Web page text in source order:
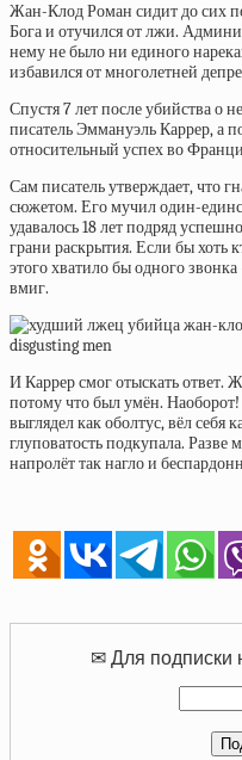
Жан-Клод Роман сидит до сих
Бога и отучился от лжи.
нему не было ни единого
избавился от многолетней
Спустя 7 лет после убийства о
писатель Эммануэль Каррер, а
относительный успех во
Сам писатель утверждает, что
сюжетом. Его мучил один-
удавалось 18 лет подряд
грани раскрытия. Если бы хоть
этого хватило бы одного
вмиг.
И Каррер смог отыскать ответ.
потому что был умён.
выглядел как оболтус, вёл себя
глуповатость подкупала.
напролёт так нагло и
✉ Для подписки